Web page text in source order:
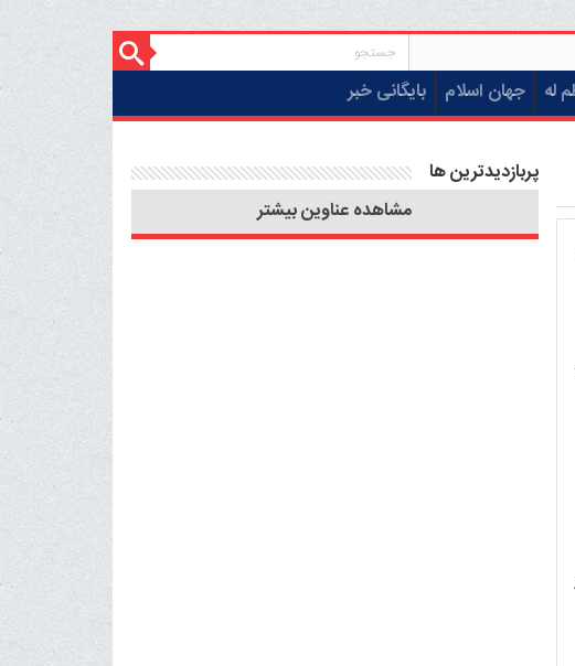
له جهان اسلام بایگانی خبر
پربازدیدترین ها
مشاهده عناوین بیشتر